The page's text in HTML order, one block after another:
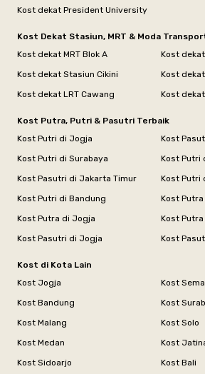
Kost dekat President University
Kost Dekat Stasiun, MRT & Moda
Kost dekat MRT Blok A
Kost dekat Stasiun Cikini
Kost dekat
Kost dekat LRT Cawang
Kost
Kost Putra, Putri & Pasutri Terbaik
Kost Putri di Jogja
Kost
Kost Putri di Surabaya
Kost Putri
Kost Pasutri di Jakarta Timur
Kost Putri
Kost Putri di Bandung
Kost
Kost Putra di Jogja
Kost
Kost Pasutri di Jogja
Kost
Kost di Kota Lain
Kost Jogja
Kost
Kost Bandung
Kost
Kost Malang
Kost Solo
Kost Medan
Kost
Kost Sidoarjo
Kost Bali